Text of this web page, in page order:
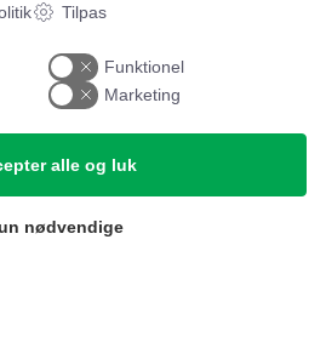
Tilpas
Funktionel
Marketing
nødvendige
alle og luk